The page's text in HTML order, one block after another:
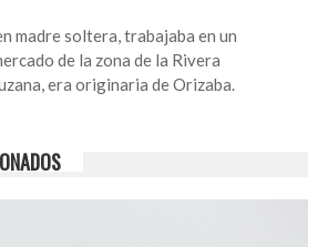
madre soltera, trabajaba en un
de la zona de la Rivera
era originaria de Orizaba.